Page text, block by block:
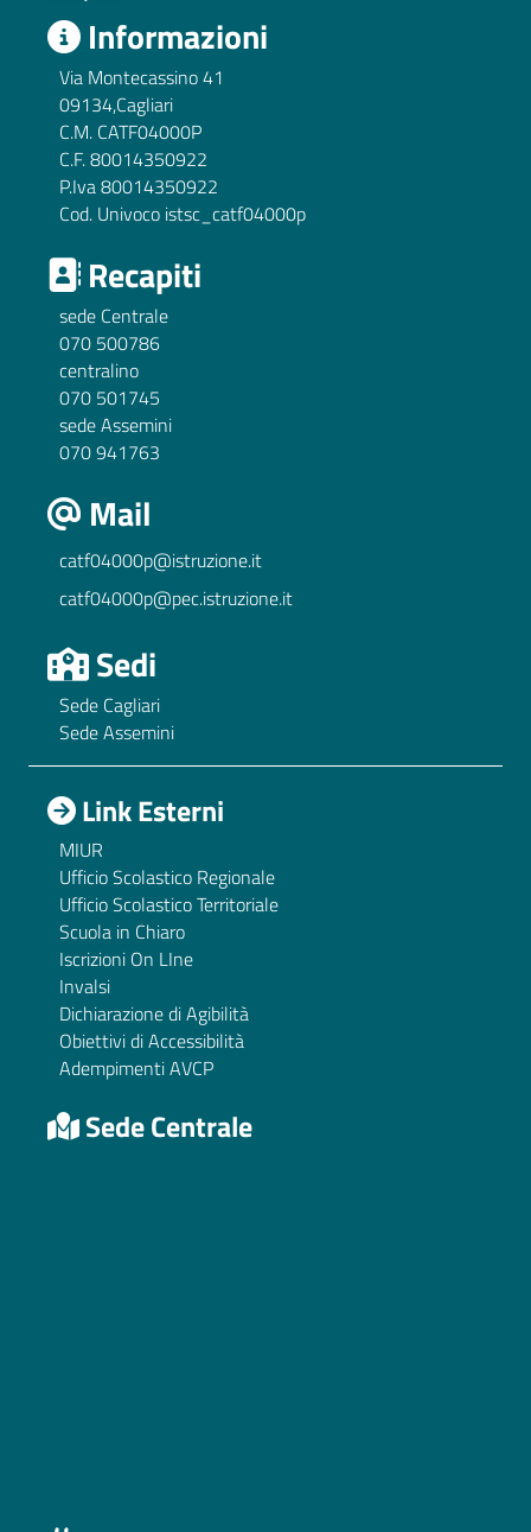
Informazioni
Via Montecassino 41
09134,Cagliari
C.M. CATF04000P
C.F. 80014350922
P.Iva 80014350922
Cod. Univoco istsc_catf04000p
Recapiti
sede Centrale
070 500786
centralino
070 501745
sede Assemini
070 941763
Mail
catf04000p@istruzione.it
catf04000p@pec.istruzione.it
Sedi
Sede Cagliari
Sede Assemini
Link Esterni
MIUR
Ufficio Scolastico Regionale
Ufficio Scolastico Territoriale
Scuola in Chiaro
Iscrizioni On LIne
Invalsi
Dichiarazione di Agibilità
Obiettivi di Accessibilità
Adempimenti AVCP
Sede Centrale